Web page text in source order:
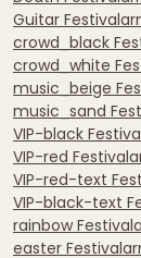
Guitar
crowd_black
crowd_white
music_beige
music_sand
VIP-black
VIP-red
VIP-red-text
VIP-black-text
rainbow
easter